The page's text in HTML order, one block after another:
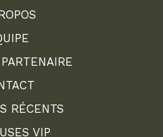
RÉCENTS
VIP